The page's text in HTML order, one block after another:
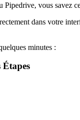
vous savez
dans votre
minutes :
Étapes